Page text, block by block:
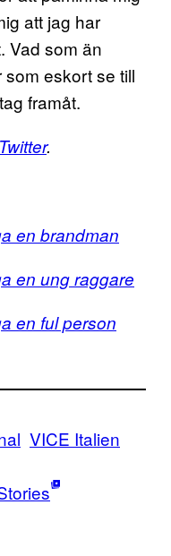
att jag har
Vad som än
eskort se till
framåt.
Twitter.
en brandman
en ung raggare
en ful person
VICE Italien